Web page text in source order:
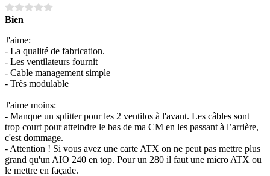
Bien
J'aime:
- La qualité de fabrication.
- Les ventilateurs fournit
- Cable management simple
- Très modulable
J'aime moins:
- Manque un splitter pour les 2 ventilos à l'avant. Les câbles sont
trop court pour atteindre le bas de ma CM en les passant à l’arrière,
c'est dommage.
- Attention ! Si vous avez une carte ATX on ne peut pas mettre plus
grand qu'un AIO 240 en top. Pour un 280 il faut une micro ATX ou
le mettre en façade.